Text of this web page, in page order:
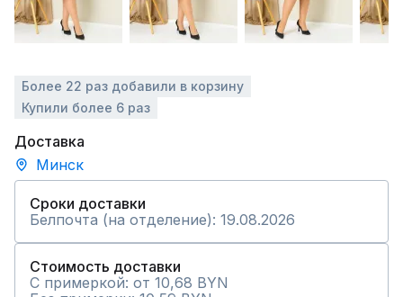
Более 22 раз добавили в корзину
Купили более 6 раз
Доставка
Минск
Сроки доставки
Белпочта (на отделение): 19.08.2026
Стоимость доставки
С примеркой: от 10,68 BYN